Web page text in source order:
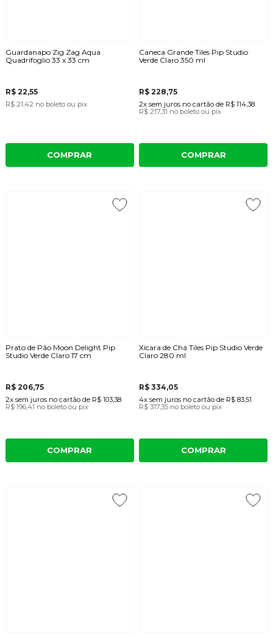
Guardanapo Zig Zag Aqua
Quadrifoglio 33 x 33 cm
R$ 22,55
R$ 21,42 no boleto ou pix
COMPRAR
Caneca Grande Tiles Pip Studio
Verde Claro 350 ml
R$ 228,75
2x sem juros no cartão de R$ 114,38
R$ 217,31 no boleto ou pix
COMPRAR
Prato de Pão Moon Delight Pip
Studio Verde Claro 17 cm
R$ 206,75
2x sem juros no cartãode R$ 103,38
R$ 196,41 no boleto ou pix
COMPRAR
Xícara de Chá Tiles Pip Studio Verde
Claro 280 ml
R$ 334,05
4x sem juros no cartão de R$ 83,51
R$ 317,35 no boleto ou pix
COMPRAR